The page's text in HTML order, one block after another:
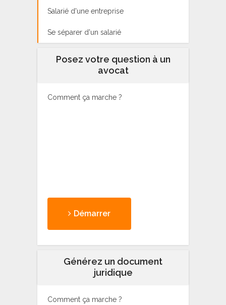
Salarié d'une entreprise
Se séparer d'un salarié
Posez votre question à un
avocat
Comment ça marche ?
Démarrer
Générez un document
juridique
Comment ça marche ?